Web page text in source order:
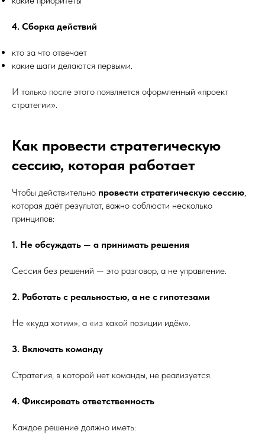
4. Сборка действий
кто за что отвечает
какие шаги делаются первыми.
И только после этого появляется оформленный «проект
стратегии».
Как провести стратегическую
сессию, которая работает
Чтобы действительно провести стратегическую сессию,
которая даёт результат, важно соблюсти несколько
принципов:
1. Не обсуждать — а принимать решения
Сессия без решений — это разговор, а не управление.
2. Работать с реальностью, а не с гипотезами
Не «куда хотим», а «из какой позиции идём».
3. Включать команду
Стратегия, в которой нет команды, не реализуется.
4. Фиксировать ответственность
Каждое решение должно иметь: